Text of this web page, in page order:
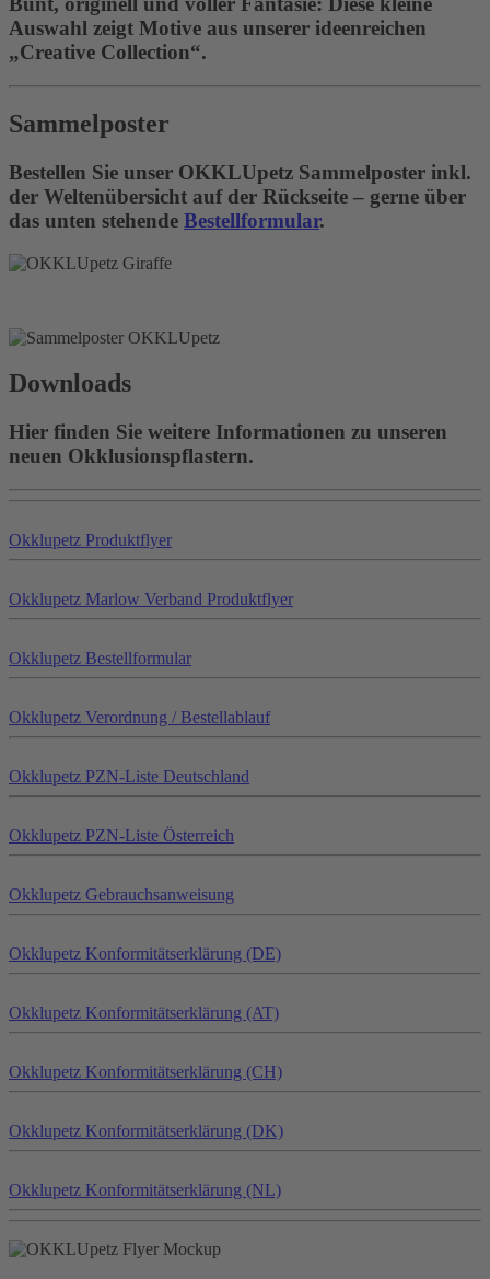
Auswahl zeigt Motive aus unserer ideenreichen
„Creative Collection“.
Sammelposter
Bestellen Sie unser OKKLUpetz Sammelposter inkl.
der Weltenübersicht auf der Rückseite – gerne über
das unten stehende Bestellformular.
Downloads
Hier finden Sie weitere Informationen zu unseren
neuen Okklusionspflastern.
Okklupetz Produktflyer
Okklupetz Marlow Verband Produktflyer
Okklupetz Bestellformular
Okklupetz Verordnung / Bestellablauf
Okklupetz PZN-Liste Deutschland
Okklupetz PZN-Liste Österreich
Okklupetz Gebrauchsanweisung
Okklupetz Konformitätserklärung (DE)
Okklupetz Konformitätserklärung (AT)
Okklupetz Konformitätserklärung (CH)
Okklupetz Konformitätserklärung (DK)
Okklupetz Konformitätserklärung (NL)